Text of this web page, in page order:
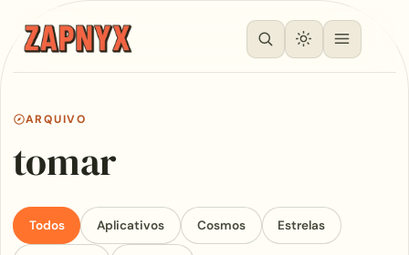
ARQUIVO
tomar
Todos Aplicativos Cosmos Estrelas